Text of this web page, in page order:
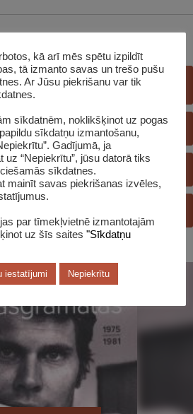
BIBLIOTĒKA
E-KATALOGS
BIBLIOTĒKĀ
kā arī mēs spētu izpildīt
tā izmanto savas un trešo pušu
Ar Jūsu piekrišanu var tik
sīkdatnēm, noklikšķinot uz pogas
sīkdatņu izmantošanu,
Gadījumā, ja
uz “Nepiekrītu”, jūsu datorā tiks
sīkdatnes.
mainīt savas piekrišanas izvēles,
par tīmekļvietnē izmantotajām
uz šīs saites "Sīkdatņu
iestatījumi Nepiekrītu